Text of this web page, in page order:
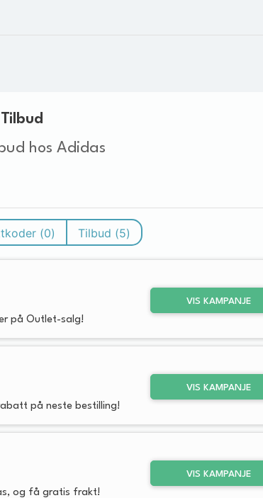
hos Adidas
(0) Tilbud (5)
på Outlet-salg!
VIS KAMPANJE
på neste bestilling!
VIS KAMPANJE
og få gratis frakt!
VIS KAMPANJE